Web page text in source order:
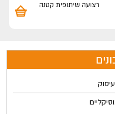
רצועה שיתופית קטנה